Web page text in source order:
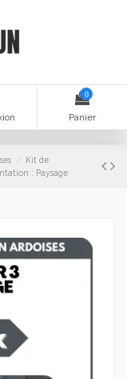
0
Panier
Kit de
: Paysage